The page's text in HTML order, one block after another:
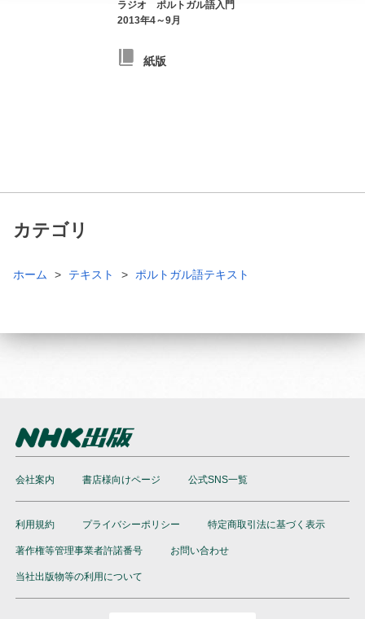
ラジオ ポルトガル語入門
2013年4～9月
紙版
カテゴリ
ホーム テキスト ポルトガル語テキスト
会社案内 書店様向けページ 公式SNS一覧
利用規約 プライバシーポリシー 特定商取引法に基づく表示
著作権等管理事業者許諾番号 お問い合わせ
当社出版物等の利用について